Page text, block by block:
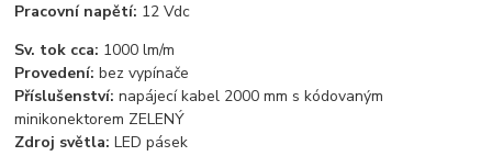
Pracovní napětí: 12 Vdc
Sv. tok cca: 1000 lm/m
Provedení:bez vypínače
Příslušenství:napájecí kabel 2000 mm s kódovaným
minikonektorem ZELENÝ
Zdroj světla:LED pásek